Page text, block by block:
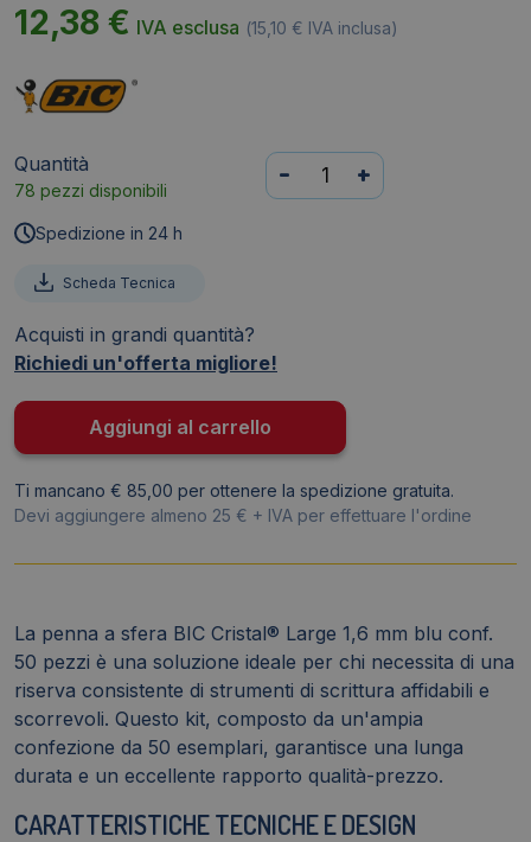
12,38 € IVA esclusa (15,10 € IVA inclusa)
Quantità
78 pezzi disponibili
Penne
a
-
-
1,6
mm
-
(conf.50)
- +
Spedizione in 24 h
Scheda Tecnica
Acquisti in grandi quantità?
Richiedi un'offerta migliore!
Aggiungi al carrello
Ti mancano € 85,00 per ottenere la spedizione gratuita.
Devi aggiungere almeno 25 € + IVA per effettuare l'ordine
La penna a sfera BIC Cristal® Large 1,6 mm blu conf.
50 pezzi è una soluzione ideale per chi necessita di una
riserva consistente di strumenti di scrittura affidabili e
scorrevoli. Questo kit, composto da un'ampia
confezione da 50 esemplari, garantisce una lunga
durata e un eccellente rapporto qualità-prezzo.
CARATTERISTICHE TECNICHE E DESIGN